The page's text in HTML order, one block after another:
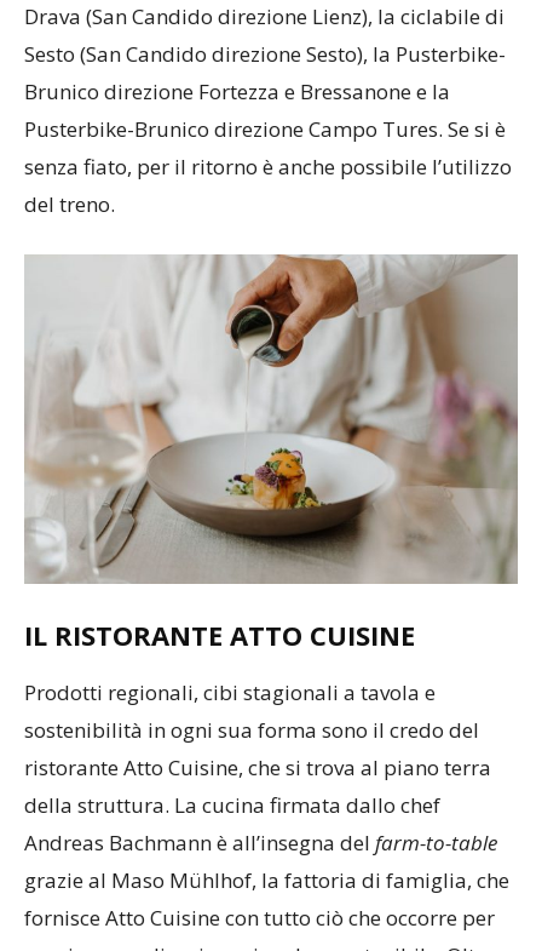
Drava (San Candido direzione Lienz), la ciclabile di
Sesto (San Candido direzione Sesto), la Pusterbike-
Brunico direzione Fortezza e Bressanone e la
Pusterbike-Brunico direzione Campo Tures. Se si è
senza fiato, per il ritorno è anche possibile l’utilizzo
del treno.
IL RISTORANTE ATTO CUISINE
Prodotti regionali, cibi stagionali a tavola e
sostenibilità in ogni sua forma sono il credo del
ristorante Atto Cuisine, che si trova al piano terra
della struttura. La cucina firmata dallo chef
Andreas Bachmann è all’insegna del farm-to-table
grazie al Maso Mühlhof, la fattoria di famiglia, che
fornisce Atto Cuisine con tutto ciò che occorre per